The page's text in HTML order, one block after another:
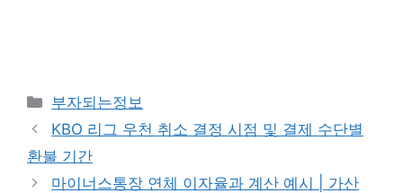
카
테
리
부자되는정보
KBO 리그 우천 취소 결정 시점 및 결제 수단별
환불 기간
마이너스통장 연체 이자율과 계산 예시 | 가산